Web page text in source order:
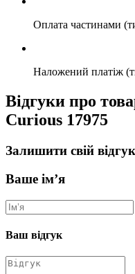
Оплата частинами
Наложений платіж
Відгуки про
Curious 17975
Залишити свій відгук
Ваше ім’я
Ваш відгук